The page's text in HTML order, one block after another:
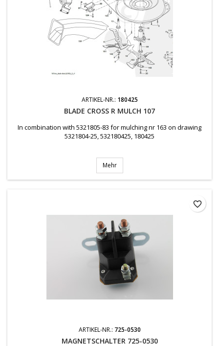
ARTIKEL-NR.: 180425
BLADE CROSS R MULCH 107
In combination with 5321805-83 for mulching nr 163 on drawing
5321804-25, 532180425, 180425
Mehr
ARTIKEL-NR.: 725-0530
MAGNETSCHALTER 725-0530
favorite_border